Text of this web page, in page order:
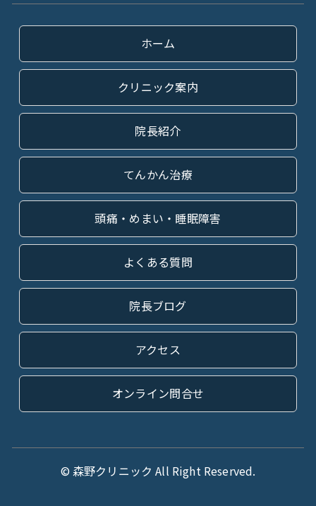
ホーム
クリニック案内
院長紹介
てんかん治療
頭痛・めまい・睡眠障害
よくある質問
院長ブログ
アクセス
オンライン問合せ
© 森野クリニック All Right Reserved.